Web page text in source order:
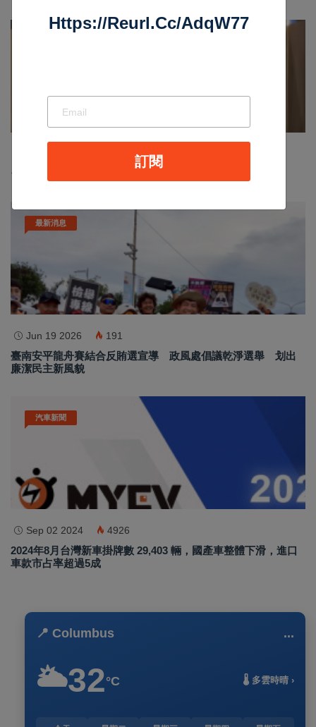
台中個人燒肉！自己做烤串丼！好吃又好玩！
最新消息
Jun 19 2026 191
臺南安平龍舟賽結合反賄選宣導 政風處倡議乾淨選舉 划出
廉潔民主新風貌
汽車新聞
Sep 02 2024 4926
2024年8月台灣新車掛牌數 29,403 輛，國產車整體下滑，進口
車款市占率超過5成
📍 Columbus ...
🌥️32°C 🌡️ 多雲時晴 ›
Https://reurl.cc/adqW77
訂閱